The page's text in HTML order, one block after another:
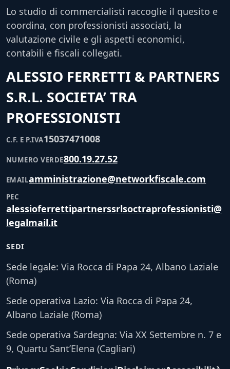
Lo studio di commercialisti raccoglie il quesito e
coordina, con professionisti associati, la
valutazione civile e gli aspetti economici,
contabili e fiscali collegati.
ALESSIO FERRETTI & PARTNERS
S.R.L. SOCIETA’ TRA
PROFESSIONISTI
C.F. E P.IVA15037471008
NUMERO VERDE800.19.27.52
EMAILamministrazione@networkfiscale.com
PEC
alessioferrettipartnerssrlsoctraprofessionisti@
legalmail.it
SEDI
Sede legale: Via Rocca di Papa 24, Albano Laziale
(Roma)
Sede operativa Lazio: Via Rocca di Papa 24,
Albano Laziale (Roma)
Sede operativa Sardegna: Via XX Settembre n. 7 e
9, Quartu Sant’Elena (Cagliari)